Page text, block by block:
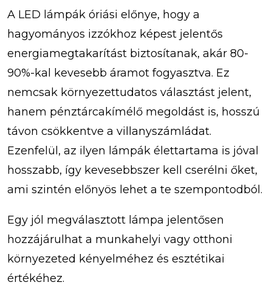
A LED lámpák óriási előnye, hogy a
hagyományos izzókhoz képest jelentős
energiamegtakarítást biztosítanak, akár 80-
90%-kal kevesebb áramot fogyasztva. Ez
nemcsak környezettudatos választást jelent,
hanem pénztárcakímélő megoldást is, hosszú
távon csökkentve a villanyszámládat.
Ezenfelül, az ilyen lámpák élettartama is jóval
hosszabb, így kevesebbszer kell cserélni őket,
ami szintén előnyös lehet a te szempontodból.
Egy jól megválasztott lámpa jelentősen
hozzájárulhat a munkahelyi vagy otthoni
környezeted kényelméhez és esztétikai
értékéhez.